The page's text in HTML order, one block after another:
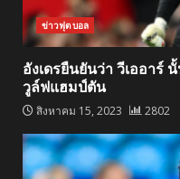
ข่าวฟุตบอล
อังเดรยืนยันว่า วีเออาร์
วูล์ฟแฮมป์ตัน
สิงหาคม 15, 2023 2802